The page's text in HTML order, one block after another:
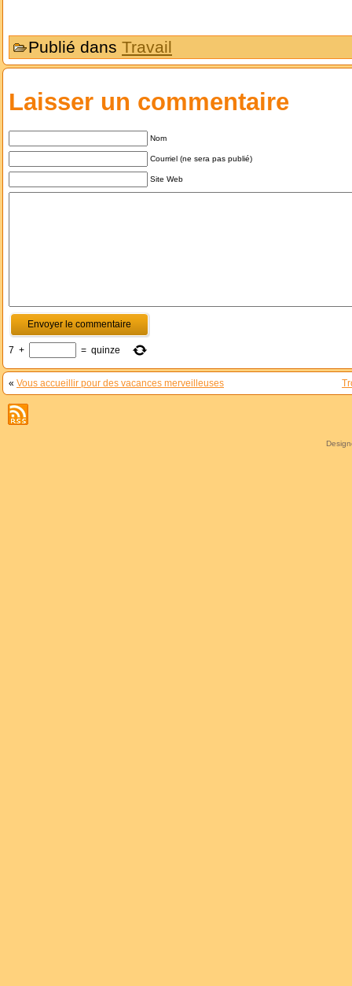
Publié dans Travail
Laisser un commentaire
Nom
Courriel (ne sera pas publié)
Site Web
7 + = quinze
« Vous accueillir pour des vacances merveilleuses